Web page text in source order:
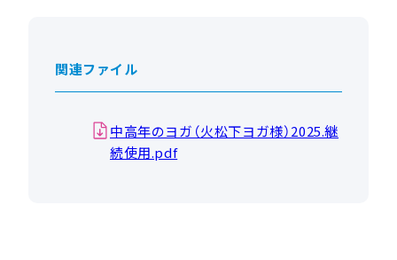
関連ファイル
中高年のヨガ（火松下ヨガ様）2025.継
続使用.pdf